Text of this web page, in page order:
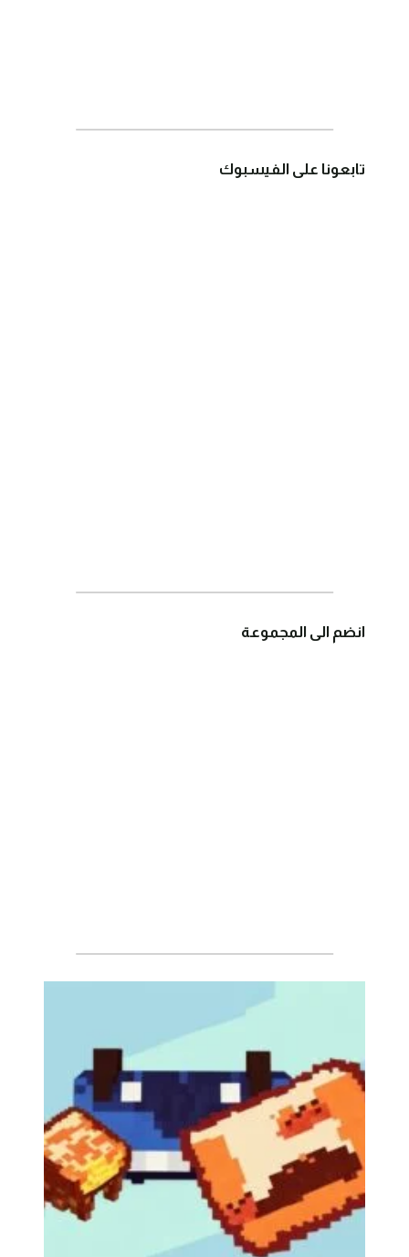
تابعونا على الفيسبوك
انضم الى المجموعة